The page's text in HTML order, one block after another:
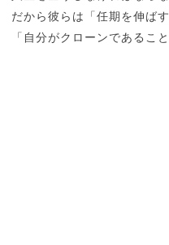
だから彼らは「任期を伸ば
「自分がクローンであるこ